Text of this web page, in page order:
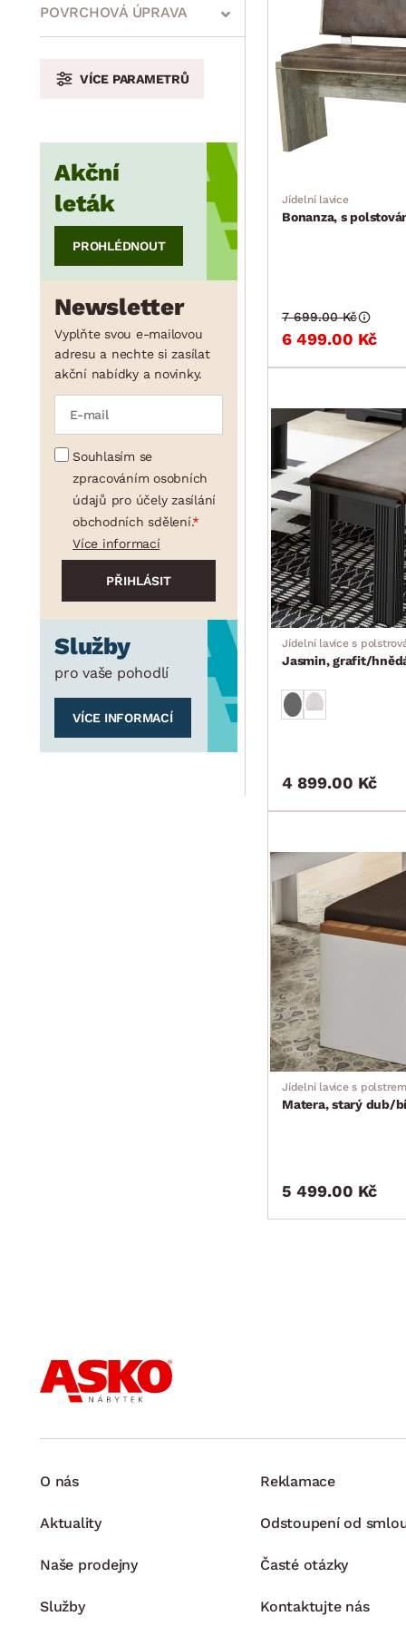
min. cm max.
min. cm max.
min. cm cm
cm max.
min. cm max. cm
POVRCHOVÁ ÚPRAVA
VÍCE PARAMETRŮ
Akční
leták
PROHLÉDNOUT
Newsletter
Vyplňte svou e-mailovou
adresu a nechte si zasílat
akční nabídky a novinky.
Souhlasím se
zpracováním osobních
údajů pro účely zasílání
obchodních sdělení.
Více informací
Služby
pro vaše pohodlí
VÍCE INFORMACÍ
Jídelní lavice
Bonanza, s
6 499.00 Kč
7 699.00 Kč
Jídelní lavice s
Jasmin, grafit/
4 899.00 Kč
Jídelní lavice s polstrem
Matera, starý dub/
5 499.00 Kč
O nás
Aktuality
Naše prodejny
Služby
Reklamace
Odstoupení od
Časté otázky
Kontaktujte nás